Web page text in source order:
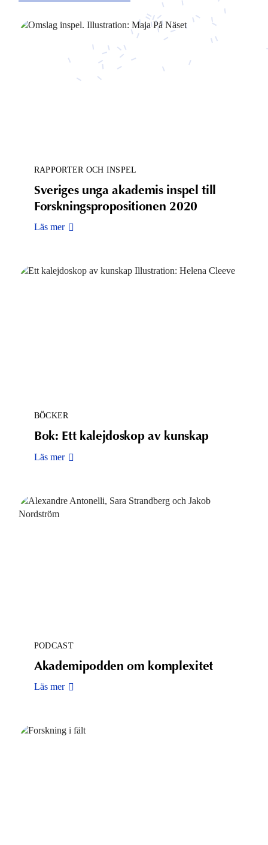
RAPPORTER OCH INSPEL
Sveriges unga akademis inspel till
Forskningspropositionen 2020
Läs mer
BÖCKER
Bok: Ett kalejdoskop av kunskap
Läs mer
PODCAST
Akademipodden om komplexitet
Läs mer